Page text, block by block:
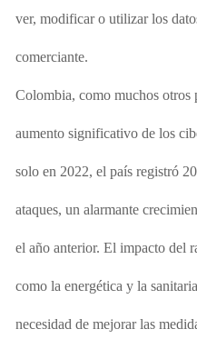
ver, modificar o utilizar los
comerciante.
Colombia, como muchos otros
aumento significativo de los
solo en 2022, el país registró
ataques, un alarmante
el año anterior. El impacto del
como la energética yla
necesidad de mejorar las